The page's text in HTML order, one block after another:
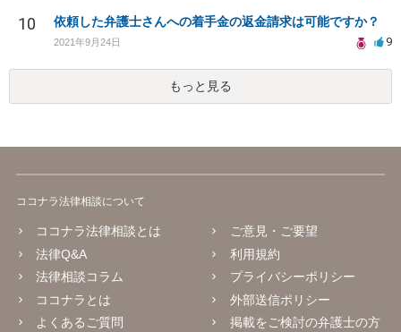
10 依頼した弁護士さんへの着手金の返金請求は可能ですか？
2021年9月24日 9
もっと見る
ココナラ法律相談について
ココナラ法律相談とは
法律Q&A
法律相談コラム
ココナラとは
よくあるご質問
ご意見・ご要望
利用規約
プライバシーポリシー
外部送信ポリシー
掲載をご検討の弁護士の方